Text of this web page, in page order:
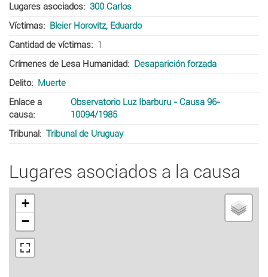
Lugares asociados
300 Carlos
Víctimas
Bleier Horovitz, Eduardo
Cantidad de víctimas
1
Crímenes de Lesa Humanidad
Desaparición forzada
Delito
Muerte
Enlace a
causa
Observatorio Luz Ibarburu - Causa 96-
10094/1985
Tribunal
Tribunal de Uruguay
Lugares asociados a la causa
+
−